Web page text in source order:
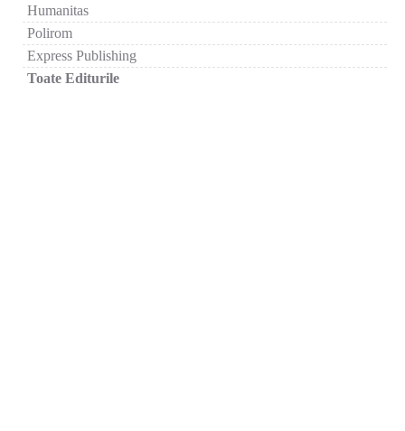
Humanitas
Polirom
Express Publishing
Toate Editurile